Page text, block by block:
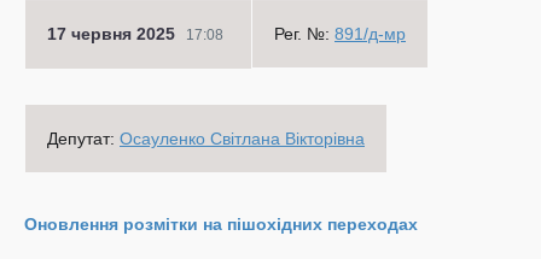
17 червня 2025 17:08 Рег. №: 891/д-мр
Депутат: Осауленко Світлана Вікторівна
Оновлення розмітки на пішохідних переходах